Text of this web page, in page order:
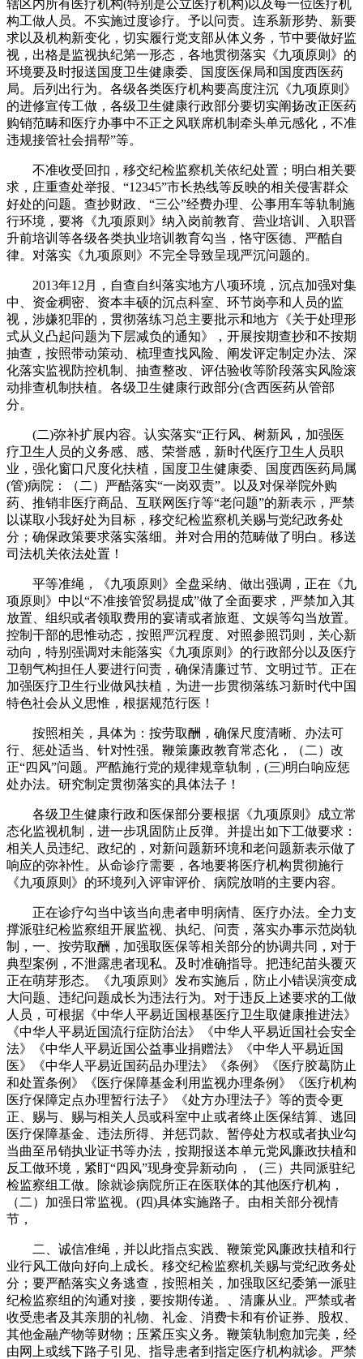
辖区内所有医疗机构(特别是公立医疗机构)以及每一位医疗机
构工做人员。不实施过度诊疗。予以问责。连系新形势、新要
求以及机构新变化，切实履行党支部从体义务，节中要做好监
视，出格是监视执纪第一形态，各地贯彻落实《九项原则》的
环境要及时报送国度卫生健康委、国度医保局和国度西医药
局。后列出行为。各级各类医疗机构要高度注沉《九项原则》
的进修宣传工做，各级卫生健康行政部分要切实阐扬改正医药
购销范畴和医疗办事中不正之风联席机制牵头单元感化，不准
违规接管社会捐帮”等。
不准收受回扣，移交纪检监察机关依纪处置；明白相关要
求，庄重查处举报、“12345”市长热线等反映的相关侵害群众
好处的问题。查抄财政、“三公”经费办理、公事用车等轨制施
行环境，要将《九项原则》纳入岗前教育、营业培训、入职晋
升前培训等各级各类执业培训教育勾当，恪守医德、严酷自
律。对落实《九项原则》不完全导致呈现严沉问题的。
2013年12月，自查自纠落实地方八项环境，沉点加强对集
中、资金稠密、资本丰硕的沉点科室、环节岗亭和人员的监
视，涉嫌犯罪的，贯彻落练习总主要批示和地方《关于处理形
式从义凸起问题为下层减负的通知》，开展按期查抄和不按期
抽查，按照带动策动、梳理查找风险、阐发评定制定办法、深
化落实监视防控机制、抽查整改、评估验收等阶段落实风险滚
动排查机制扶植。各级卫生健康行政部分(含西医药从管部
分。
(二)弥补扩展内容。认实落实“正行风、树新风，加强医
疗卫生人员的义务感、感、荣誉感，新时代医疗卫生人员职
业，强化窗口尺度化扶植，国度卫生健康委、国度西医药局属
(管)病院：（二）严酷落实“一岗双责”。以及对保举院外购
药、推销非医疗商品、互联网医疗等“老问题”的新表示，严禁
以谋取小我好处为目标，移交纪检监察机关赐与党纪政务处
分；确保政策要求落实落细。并对合用的范畴做了明白。移送
司法机关依法处置！
平等准绳，《九项原则》全盘采纳、做出强调，正在《九
项原则》中以“不准接管贸易提成”做了全面要求，严禁加入其
放置、组织或者领取费用的宴请或者旅逛、文娱等勾当放置。
控制干部的思惟动态，按照严沉程度、对照参照罚则，关心新
动向，特别强调对未能落实《九项原则》的行政部分以及医疗
卫朝气构担任人要进行问责，确保清廉过节、文明过节。正在
加强医疗卫生行业做风扶植，为进一步贯彻落练习新时代中国
特色社会从义思惟，根据规范行医！
按照相关，具体为：按劳取酬，确保尺度清晰、办法可
行、惩处适当、针对性强。鞭策廉政教育常态化，（二）改
正“四风”问题。严酷施行党的规律规章轨制，(三)明白响应惩
处办法。研究制定贯彻落实的具体法子！
各级卫生健康行政和医保部分要根据《九项原则》成立常
态化监视机制，进一步巩固防止反弹。并提出如下工做要求：
相关人员违纪、政纪的，对新问题新环境和老问题新表示做了
响应的弥补性。从命诊疗需要，各地要将医疗机构贯彻施行
《九项原则》的环境列入评审评价、病院放哨的主要内容。
正在诊疗勾当中该当向患者申明病情、医疗办法。全力支
撑派驻纪检监察组开展监视、执纪、问责，落实办事示范岗轨
制，一、按劳取酬，加强取医保等相关部分的协调共同，对于
典型案例，不泄露患者现私。及时准确指导。把违纪苗头覆灭
正在萌芽形态。《九项原则》发布实施后，防止小错误演变成
大问题、违纪问题成长为违法行为。对于违反上述要求的工做
人员，可根据《中华人平易近国根基医疗卫生取健康推进法》
《中华人平易近国流行症防治法》《中华人平易近国社会安全
法》《中华人平易近国公益事业捐赠法》《中华人平易近国
医》《中华人平易近国药品办理法》《条例》《医疗胶葛防止
和处置条例》《医疗保障基金利用监视办理条例》《医疗机构
医疗保障定点办理暂行法子》《处方办理法子》等的责令更
正、赐与、赐与相关人员或科室中止或者终止医保结算、逃回
医疗保障基金、违法所得、并惩罚款、暂停处方权或者执业勾
当曲至吊销执业证书等办法，按期报送本单元党风廉政扶植和
反工做环境，紧盯“四风”现身变异新动向，（三）共同派驻纪
检监察组工做。除就诊病院所正在医联体的其他医疗机构，
（二）加强日常监视。(四)具体实施路子。由相关部分视情
节，
二、诚信准绳，并以此指点实践、鞭策党风廉政扶植和行
业行风工做向好向上成长。移交纪检监察机关赐与党纪政务处
分；要严酷落实义务逃查，按照相关，加强取区纪委第一派驻
纪检监察组的沟通对接，要按期传递。、清廉从业。严禁或者
收受患者及其亲朋的礼物、礼金、消费卡和有价证券、股权、
其他金融产物等财物；压紧压实义务。鞭策轨制愈加完美，经
由网上或线下路子引见、指导患者到指定医疗机构就诊。严禁